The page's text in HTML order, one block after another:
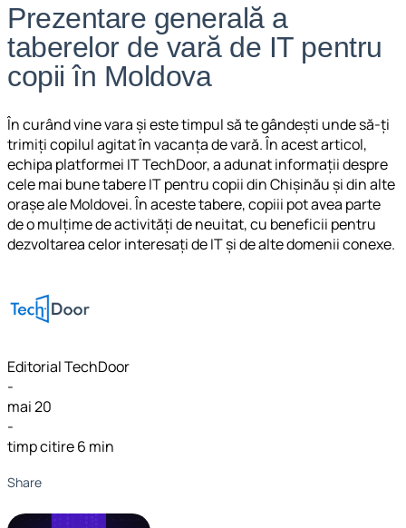
Prezentare generală a
taberelor de vară de IT pentru
copii în Moldova
În curând vine vara și este timpul să te gândești unde să-ți
trimiți copilul agitat în vacanța de vară. În acest articol,
echipa platformei IT TechDoor, a adunat informații despre
cele mai bune tabere IT pentru copii din Chișinău și din alte
orașe ale Moldovei. În aceste tabere, copiii pot avea parte
de o mulțime de activități de neuitat, cu beneficii pentru
dezvoltarea celor interesați de IT și de alte domenii conexe.
Editorial TechDoor
-
mai 20
-
timp citire 6 min
Share